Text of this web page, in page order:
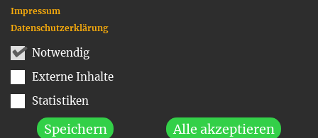
Notwendig
Externe Inhalte
Statistiken
Speichern Alle akzeptieren
Impressum
Datenschutzerklärung